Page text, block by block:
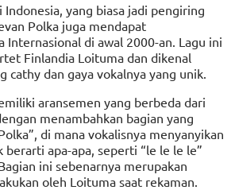
yang biasa jadi pengiring
Polka juga mendapat
Internasional di awal 2000-an. Lagu ini
Finlandia Loituma dan dikenal
cathy dan gaya vokalnya yang unik.
aransemen yang berbeda dari
menambahkan bagian yang
di mana vokalisnya menyanyikan
berarti apa-apa, seperti “le le le le”
ini sebenarnya merupakan
oleh Loituma saat rekaman.